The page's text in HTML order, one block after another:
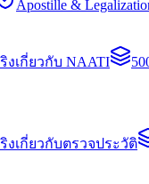
Apostille &
งเกี่ยวกับ NAATI
งเกี่ยวกับตรวจประวัติ